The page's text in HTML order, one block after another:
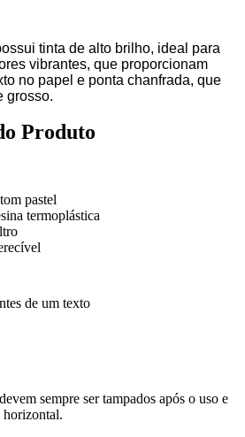
tinta de alto brilho, ideal para
vibrantes, que proporcionam
no papel e ponta chanfrada, que
grosso.
Produto
pastel
termoplástica
de um texto
sempre ser tampados após o uso e
horizontal.